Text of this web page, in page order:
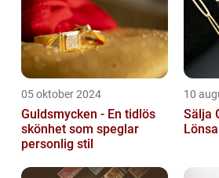
05 oktober 2024
Guldsmycken - En tidlös
skönhet som speglar
personlig stil
10
Sälja